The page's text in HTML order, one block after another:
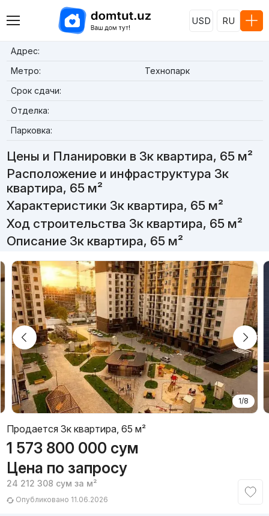
USD RU
Адрес:
Метро:
Технопарк
Срок сдачи:
Отделка:
Парковка:
Цены и Планировки в 3к квартира, 65 м²
Расположение и инфраструктура 3к
квартира, 65 м²
Характеристики 3к квартира, 65 м²
Ход строительства 3к квартира, 65 м²
Описание 3к квартира, 65 м²
1/8
Продается 3к квартира, 65 м²
1 573 800 000 сум
Цена по запросу
24 212 308 сум за м²
Опубликовано 11.06.2026